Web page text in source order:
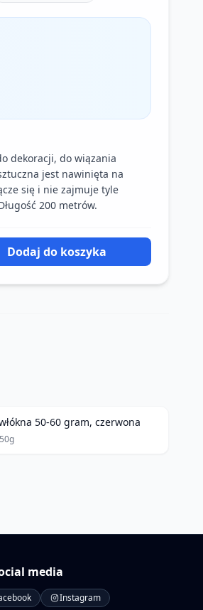
dekoracji, do wiązania
jest nawinięta na
się i nie zajmuje tyle
200 metrów.
Dodaj do koszyka
50-60 gram, czerwona
media
Instagram